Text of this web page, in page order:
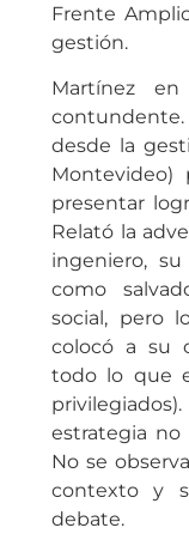
Frente
gestión.
Martínez
contundente.
desde la
presentar
Relató la
ingeniero,
como
social, pero
colocó a su
todo lo que
estrategia no
No se
contexto y
debate.